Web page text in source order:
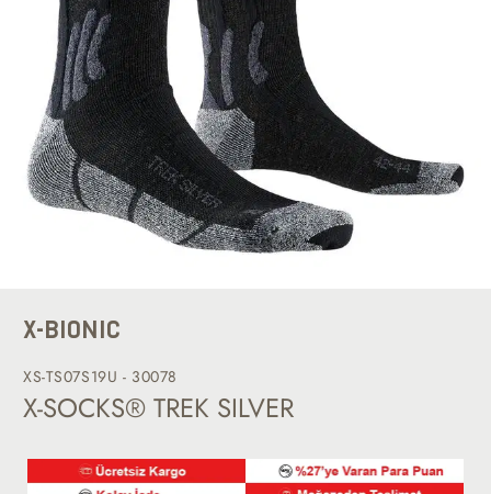
X-BIONIC
XS-TS07S19U - 30078
X-SOCKS® TREK SILVER